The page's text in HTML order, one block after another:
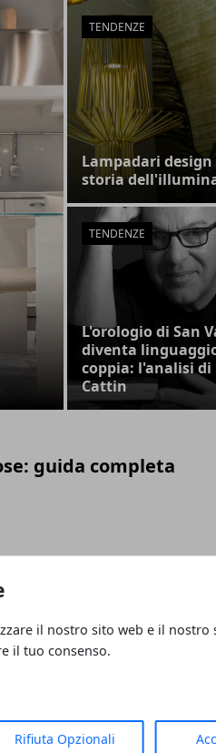
il nostro sito web e il nostro
il tuo consenso.
Rifiuta Opzionali
TENDENZE
Lampadari
storia
TENDENZE
L'orologio di San
diventa
coppia: l'analisi di
Cattin
guida completa
dell'illuminazione
essenze e